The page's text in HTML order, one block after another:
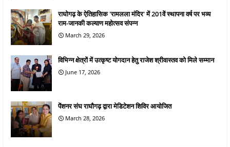
राघोगढ़ के ऐतिहासिक 'रामलला मंदिर' में 201वें स्थापना वर्ष पर भव्य
राम-जानकी कल्याण महोत्सव संपन्न
March 29, 2026
विभिन्न क्षेत्रों में उत्कृष्ट योगदान हेतु राजेश श्रीवास्तव को मिले सम्मान
June 17, 2026
पेंशनर संघ राघौगढ़ द्वारा मेडिटेशन शिविर आयोजित
March 28, 2026